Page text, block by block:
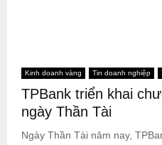
Kinh doanh vàng Tin doanh nghiệp
TPBank triển khai
ngày Thần Tài
Ngày Thần Tài năm nay,